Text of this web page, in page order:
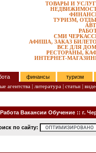
ТОВАРЫ И
ТУРИЗМ,
СМИ
АФИША, ЗАКАЗ
ВСЕ ДЛЯ
РЕСТОРАНЫ,
ИНТЕРНЕТ-
финансы
туризм
агентства | литература | статьи |
Работа Вакансии Обучение :: г.
по сайту: